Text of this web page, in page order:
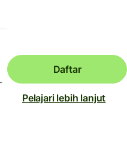
Daftar
Pelajari lebih lanjut